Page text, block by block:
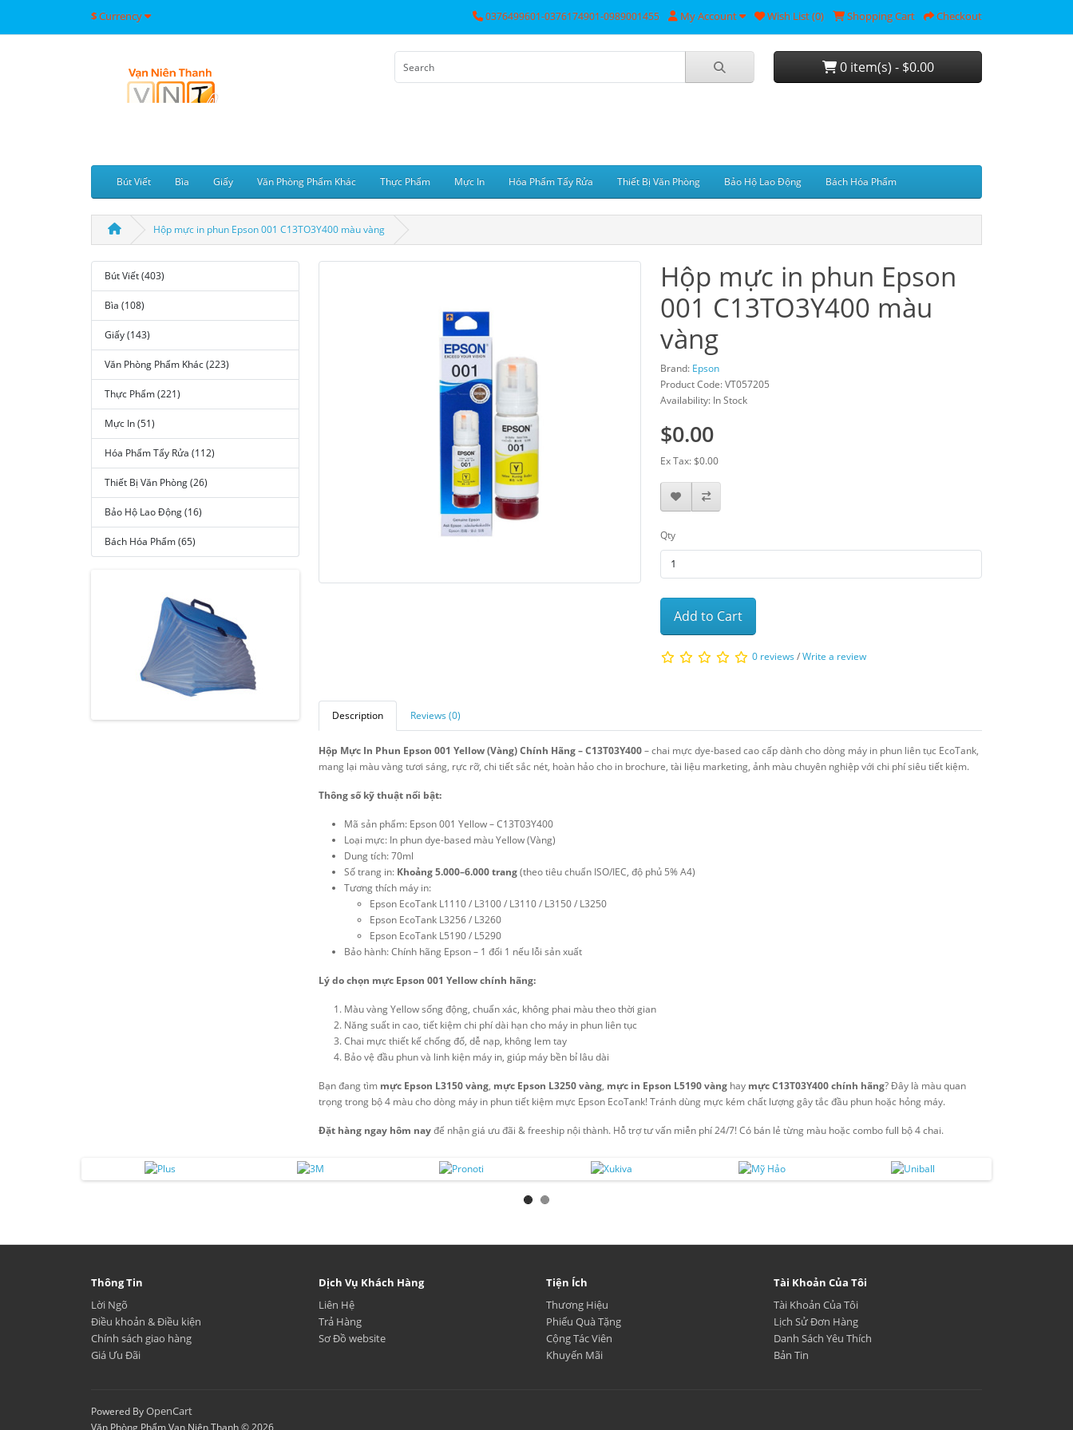
$Currency 0376499601-0376174901-0989001455 My Account Wish List (0) Shopping Cart Checkout
0 item(s) - $0.00
Bút Viết Bìa Giấy Văn Phòng Phẩm Khác Thực Phẩm Mực In Hóa Phẩm Tẩy Rửa Thiết Bị Văn Phòng Bảo Hộ Lao Động Bách Hóa Phẩm
Hộp mực in phun Epson 001 C13TO3Y400 màu vàng
Bút Viết (403)
Bìa (108)
Giấy (143)
Văn Phòng Phẩm Khác (223)
Thực Phẩm (221)
Mực In (51)
Hóa Phẩm Tẩy Rửa (112)
Thiết Bị Văn Phòng (26)
Bảo Hộ Lao Động (16)
Bách Hóa Phẩm (65)
Hộp mực in phun Epson
001 C13TO3Y400 màu
vàng
Brand: Epson
Product Code: VT057205
Availability: In Stock
$0.00
Ex Tax: $0.00
Qty
Add to Cart
0 reviews/Write a review
Description Reviews (0)
Hộp Mực In Phun Epson 001 Yellow (Vàng) Chính Hãng – C13T03Y400– chai mực dye-based cao cấp dành cho dòng máy in phun liên tục EcoTank,
mang lại màu vàng tươi sáng, rực rỡ, chi tiết sắc nét, hoàn hảo cho in brochure, tài liệu marketing, ảnh màu chuyên nghiệp với chi phí siêu tiết kiệm.
Thông số kỹ thuật nổi bật:
Mã sản phẩm: Epson 001 Yellow – C13T03Y400
Loại mực: In phun dye-based màu Yellow (Vàng)
Dung tích: 70ml
Số trang in: Khoảng 5.000–6.000 trang(theo tiêu chuẩn ISO/IEC, độ phủ 5% A4)
Tương thích máy in:
Epson EcoTank L1110 / L3100 / L3110 / L3150 / L3250
Epson EcoTank L3256 / L3260
Epson EcoTank L5190 / L5290
Bảo hành: Chính hãng Epson – 1 đổi 1 nếu lỗi sản xuất
Lý do chọn mực Epson 001 Yellow chính hãng:
Màu vàng Yellow sống động, chuẩn xác, không phai màu theo thời gian
Năng suất in cao, tiết kiệm chi phí dài hạn cho máy in phun liên tục
Chai mực thiết kế chống đổ, dễ nạp, không lem tay
Bảo vệ đầu phun và linh kiện máy in, giúp máy bền bỉ lâu dài
Bạn đang tìm mực Epson L3150 vàng, mực Epson L3250 vàng, mực in Epson L5190 vàng hay mực C13T03Y400 chính hãng? Đây là màu quan
trọng trong bộ 4 màu cho dòng máy in phun tiết kiệm mực Epson EcoTank! Tránh dùng mực kém chất lượng gây tắc đầu phun hoặc hỏng máy.
Đặt hàng ngay hôm nayđể nhận giá ưu đãi & freeship nội thành. Hỗ trợ tư vấn miễn phí 24/7! Có bán lẻ từng màu hoặc combo full bộ 4 chai.
Thông Tin
Lời Ngõ
Điều khoản & Điều kiện
Chính sách giao hàng
Giá Ưu Đãi
Dịch Vụ Khách Hàng
Liên Hệ
Trả Hàng
Sơ Đồ website
Tiện Ích
Thương Hiệu
Phiếu Quà Tặng
Cộng Tác Viên
Khuyến Mãi
Tài Khoản Của Tôi
Tài Khoản Của Tôi
Lịch Sử Đơn Hàng
Danh Sách Yêu Thích
Bản Tin
Powered ByOpenCart